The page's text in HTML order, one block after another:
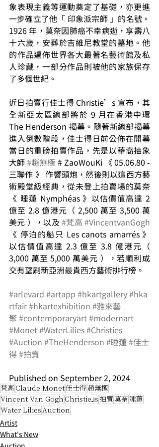
象表現主義等運動奠定了基礎，亦更進
一步確立了他「 印象派宗師 」的名號。
1926 年，莫奈因肺癌不幸病逝，享壽八
十六歲，安葬於吉維尼教堂的墓地。他
的作品遍佈世界各大最著名藝術館及私
人珍藏，一部分作品則被他的家族保存
了多個世紀。
近日拍賣行佳士得 Christie’s 宣布，其
全新亞太區總部將於 9 月在香港中環
The Henderson 揭幕。隨著新總部揭幕
進入倒數階段，佳士得日前公佈在開幕
當日的重磅拍賣作品，先是以華裔抽象
大師 #趙無極 # ZaoWouKi 《 05.06.80 -
三聯作 》 作響頭炮，然後則以這西方藝
術殿堂級經典，從未登上拍賣場的莫奈
《 睡蓮 Nymphéas 》以估價值高達 2
億至 2.8 億港元（ 2,500 萬至 3,500 萬
美元 ），以及 #梵高 #VincentvanGogh
《 停泊的船只 Les canots amarrés 》
以估價值高達 2.3 億至 3.8 億港元（
3,000 萬至 5,000 萬美元 ），若順利成
交有望刷新亞洲最貴西方藝術排行榜。
#arlevard #artapp #hkartgallery#hka
rtfair#hkartexhibition #雅來藝
聚 #contemporaryart#modernart
#Monet#WaterLilies#Christies
#Auction #TheHenderson #睡蓮 #佳士
得#拍賣
Published on September 2, 2024
梵高 Claude Monet佳士得 趙無極
Vincent Van Gogh Christie’s 拍賣 莫奈 睡蓮
Water Lilies Auction
Artist
What's New